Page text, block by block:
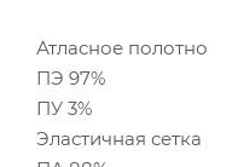
Атласное полотно
ПЭ 97%
ПУ 3%
Эластичная сетка